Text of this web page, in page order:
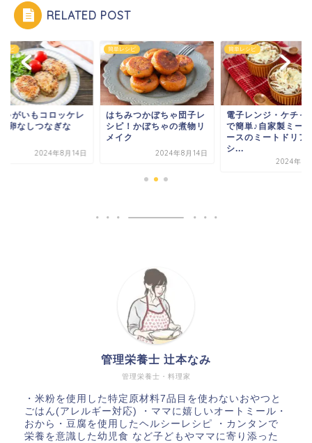
RELATED POST
シピ
みつかぼちゃ団子レ
！かぼちゃの煮物リ
2024年8月14日
簡単レシピ
電子レンジ・ケチャップ
で簡単♪自家製ミートソ
ースのミートドリアレ
簡単レシピ
新じゃがいもコロッ
シピ♪卵なしつなぎな
し！
管理栄養士・料理家
管理栄養士 辻本なみ
・米粉を使用した特定原材料7品目を使わないおやつと
ごはん(アレルギー対応) ・ママに嬉しいオートミール・
おから・豆腐を使用したヘルシーレシピ ・カンタンで
栄養を意識した幼児食 など子どもやママに寄り添った